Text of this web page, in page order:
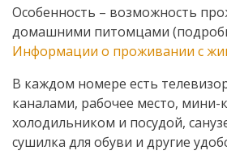
Особенность – возможность
домашними питомцами
Информации о проживании с
В каждом номере есть
каналами, рабочее место, мини-
холодильником и посудой,
сушилка для обуви и другие